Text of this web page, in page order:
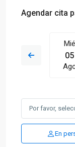
Agendar cita
14
Mié
05
En